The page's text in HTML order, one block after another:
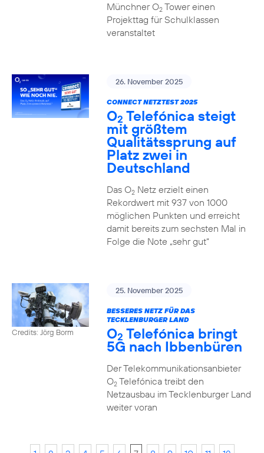
Münchner O2Tower einen
Projekttag für Schulklassen
veranstaltet
26. November 2025
CONNECT NETZTEST 2025
O2 Telefónica steigt
mit größtem
Qualitätssprung auf
Platz zwei in
Deutschland
Das O2Netz erzielt einen
Rekordwert mit 937 von 1000
möglichen Punkten und erreicht
damit bereits zum sechsten Mal in
Folge die Note „sehr gut“
Credits: Jörg Borm
25. November 2025
BESSERES NETZ FÜR DAS
TECKLENBURGER LAND
O2 Telefónica bringt
5G nach Ibbenbüren
Der Telekommunikationsanbieter
O2Telefónica treibt den
Netzausbau im Tecklenburger Land
weiter voran